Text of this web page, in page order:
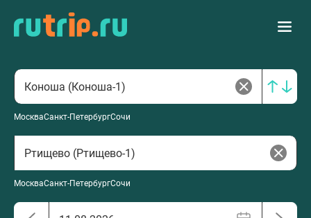
МоскваСанкт-ПетербургСочи
МоскваСанкт-ПетербургСочи